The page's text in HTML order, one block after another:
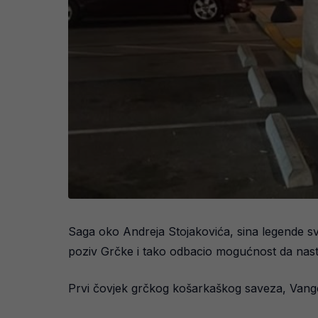
Saga oko Andreja Stojakovića, sina legende
poziv Grčke i tako odbacio mogućnost da
Prvi čovjek grčkog košarkaškog saveza,